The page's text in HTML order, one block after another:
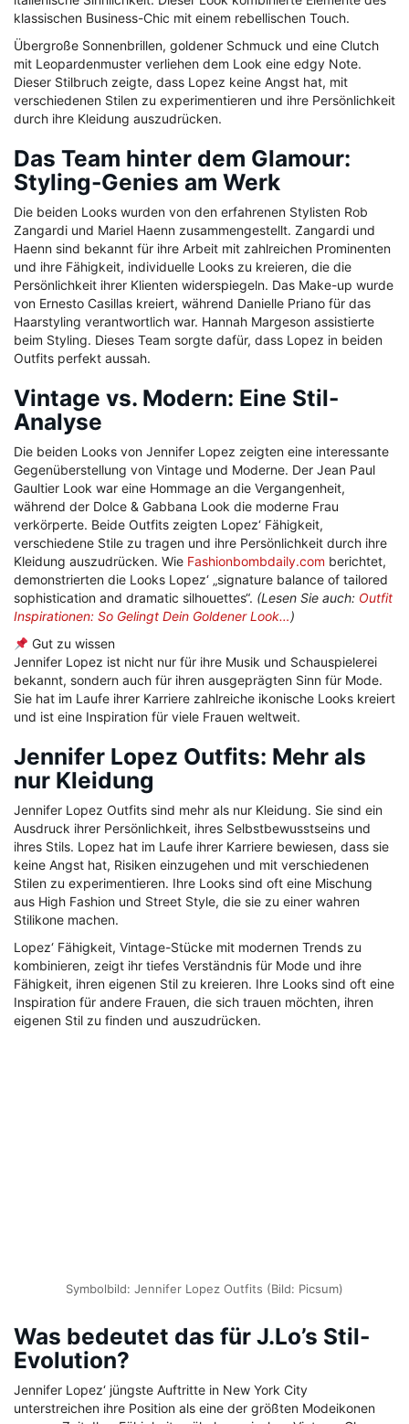
klassischen Business-Chic mit einem rebellischen Touch.
Übergroße Sonnenbrillen, goldener Schmuck und eine Clutch
mit Leopardenmuster verliehen dem Look eine edgy Note.
Dieser Stilbruch zeigte, dass Lopez keine Angst hat, mit
verschiedenen Stilen zu experimentieren und ihre Persönlichkeit
durch ihre Kleidung auszudrücken.
Das Team hinter dem Glamour:
Styling-Genies am Werk
Die beiden Looks wurden von den erfahrenen Stylisten Rob
Zangardi und Mariel Haenn zusammengestellt. Zangardi und
Haenn sind bekannt für ihre Arbeit mit zahlreichen Prominenten
und ihre Fähigkeit, individuelle Looks zu kreieren, die die
Persönlichkeit ihrer Klienten widerspiegeln. Das Make-up wurde
von Ernesto Casillas kreiert, während Danielle Priano für das
Haarstyling verantwortlich war. Hannah Margeson assistierte
beim Styling. Dieses Team sorgte dafür, dass Lopez in beiden
Outfits perfekt aussah.
Vintage vs. Modern: Eine Stil-
Analyse
Die beiden Looks von Jennifer Lopez zeigten eine interessante
Gegenüberstellung von Vintage und Moderne. Der Jean Paul
Gaultier Look war eine Hommage an die Vergangenheit,
während der Dolce & Gabbana Look die moderne Frau
verkörperte. Beide Outfits zeigten Lopez‘ Fähigkeit,
verschiedene Stile zu tragen und ihre Persönlichkeit durch ihre
Kleidung auszudrücken. Wie Fashionbombdaily.com berichtet,
demonstrierten die Looks Lopez‘ „signature balance of tailored
sophistication and dramatic silhouettes“. (Lesen Sie auch: Outfit
Inspirationen: So Gelingt Dein Goldener Look…)
Gut zu wissen
Jennifer Lopez ist nicht nur für ihre Musik und Schauspielerei
bekannt, sondern auch für ihren ausgeprägten Sinn für Mode.
Sie hat im Laufe ihrer Karriere zahlreiche ikonische Looks kreiert
und ist eine Inspiration für viele Frauen weltweit.
Jennifer Lopez Outfits: Mehr als
nur Kleidung
Jennifer Lopez Outfits sind mehr als nur Kleidung. Sie sind ein
Ausdruck ihrer Persönlichkeit, ihres Selbstbewusstseins und
ihres Stils. Lopez hat im Laufe ihrer Karriere bewiesen, dass sie
keine Angst hat, Risiken einzugehen und mit verschiedenen
Stilen zu experimentieren. Ihre Looks sind oft eine Mischung
aus High Fashion und Street Style, die sie zu einer wahren
Stilikone machen.
Lopez‘ Fähigkeit, Vintage-Stücke mit modernen Trends zu
kombinieren, zeigt ihr tiefes Verständnis für Mode und ihre
Fähigkeit, ihren eigenen Stil zu kreieren. Ihre Looks sind oft eine
Inspiration für andere Frauen, die sich trauen möchten, ihren
eigenen Stil zu finden und auszudrücken.
Symbolbild: Jennifer Lopez Outfits (Bild: Picsum)
Was bedeutet das für J.Lo’s Stil-
Evolution?
Jennifer Lopez‘ jüngste Auftritte in New York City
unterstreichen ihre Position als eine der größten Modeikonen